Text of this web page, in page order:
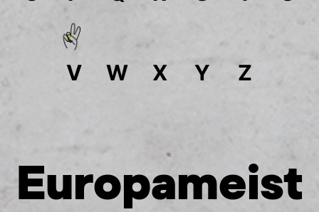
V W X Y Z
Europameist